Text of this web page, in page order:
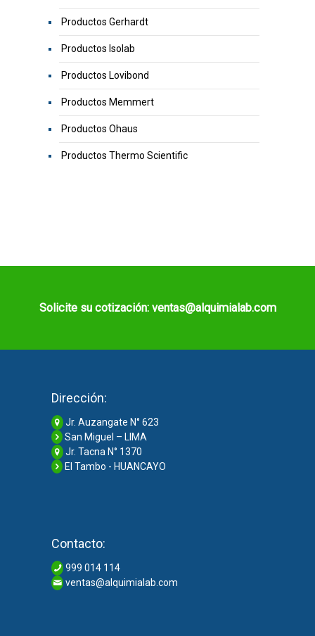
Productos Gerhardt
Productos Isolab
Productos Lovibond
Productos Memmert
Productos Ohaus
Productos Thermo Scientific
Solicite su cotización: ventas@alquimialab.com
Dirección:
Jr. Auzangate N° 623
San Miguel – LIMA
Jr. Tacna N° 1370
El Tambo - HUANCAYO
Contacto:
999 014 114
ventas@alquimialab.com